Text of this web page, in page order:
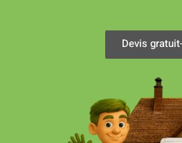
Devis gratuit